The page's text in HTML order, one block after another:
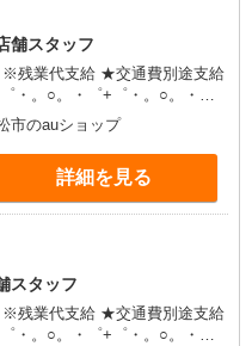
舗スタッフ
※残業代支給 ★交通費別途支給
(規定有) お友達を紹介
給(規定有) ★月2回払
程有）★ ゜・。○。・゜
市のauショップ
詳細を見る
スタッフ
※残業代支給 ★交通費別途支給